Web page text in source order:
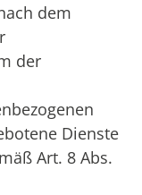
dem
der
Dienste
Art. 8 Abs.